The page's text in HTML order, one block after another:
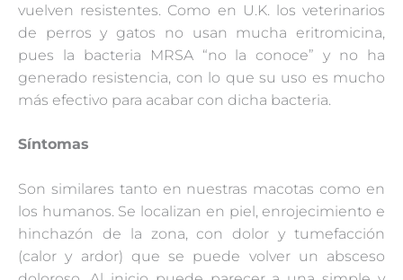
vuelven resistentes. Como en U.K. los veterinarios
de perros y gatos no usan mucha eritromicina,
pues la bacteria MRSA “no la conoce” y no ha
generado resistencia, con lo que su uso es mucho
más efectivo para acabar con dicha bacteria.
Síntomas
Son similares tanto en nuestras macotas como en
los humanos. Se localizan en piel, enrojecimiento e
hinchazón de la zona, con dolor y tumefacción
(calor y ardor) que se puede volver un absceso